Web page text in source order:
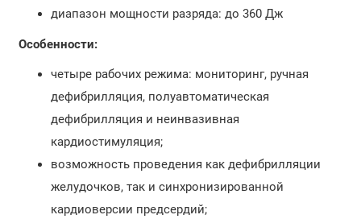
диапазон мощности разряда: до 360 Дж
Особенности:
четыре рабочих режима: мониторинг, ручная
дефибрилляция, полуавтоматическая
дефибрилляция и неинвазивная
кардиостимуляция;
возможность проведения как дефибрилляции
желудочков, так и синхронизированной
кардиоверсии предсердий;